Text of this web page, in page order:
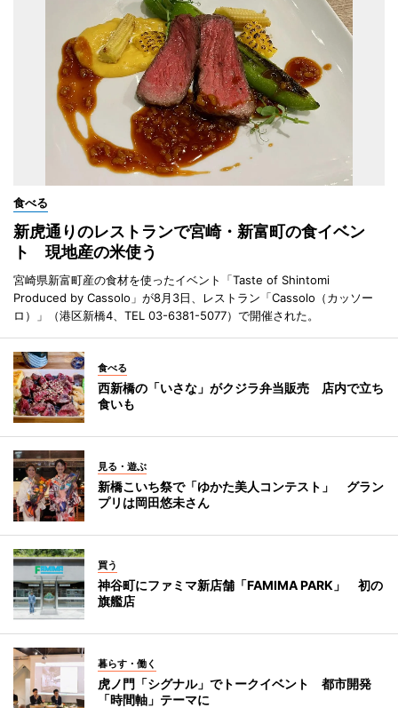
食べる
新虎通りのレストランで宮崎・新富町の食イベン
ト 現地産の米使う
宮崎県新富町産の食材を使ったイベント「Taste of Shintomi
Produced by Cassolo」が8月3日、レストラン「Cassolo（カッソー
ロ）」（港区新橋4、TEL 03-6381-5077）で開催された。
食べる
西新橋の「いさな」がクジラ弁当販売 店内で立ち
食いも
見る・遊ぶ
新橋こいち祭で「ゆかた美人コンテスト」 グラン
プリは岡田悠未さん
買う
神谷町にファミマ新店舗「FAMIMA PARK」 初の
旗艦店
暮らす・働く
虎ノ門「シグナル」でトークイベント 都市開発
「時間軸」テーマに